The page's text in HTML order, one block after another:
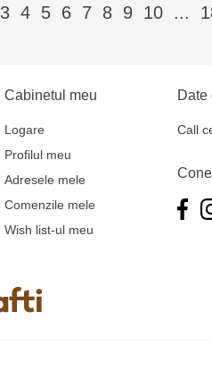
3 4 5 6 7 8 9 10 ...
Cabinetul meu
Logare
Profilul meu
Adresele mele
Comenzile mele
Wish list-ul meu
Date
Call